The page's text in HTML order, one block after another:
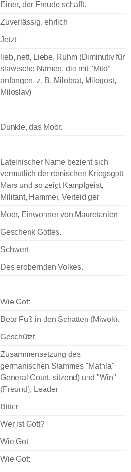
Einer, der Freude schafft.
Zuverlässig, ehrlich
Jetzt
lieb, nett, Liebe, Ruhm (Diminutiv für
slawische Namen, die mit "Milo"
anfangen, z. B. Milobrat, Milogost,
Miloslav)
Dunkle, das Moor.
Lateinischer Name bezieht sich
vermutlich der römischen Kriegsgott
Mars und so zeigt Kampfgeist,
Militant, Hammer, Verteidiger
Moor, Einwohner von Mauretanien
Geschenk Gottes.
Schwert
Des erobernden Volkes.
Wie Gott
Bear Fuß in den Schatten (Miwok).
Geschützt
Zusammensetzung des
germanischen Stammes "Mathla"
General Court, sitzend) und "Win"
(Freund), Leader
Bitter
Wer ist Gott?
Wie Gott
Wie Gott